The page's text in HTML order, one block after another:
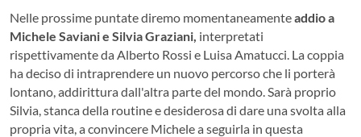
Nelle prossime puntate diremo momentaneamenteaddio a
Michele Saviani e Silvia Graziani, interpretati
rispettivamente da Alberto Rossi e Luisa Amatucci. La coppia
ha deciso di intraprendere un nuovo percorso che li porterà
lontano, addirittura dall'altra parte del mondo. Sarà proprio
Silvia, stanca della routine e desiderosa di dare una svolta alla
propria vita, a convincere Michele a seguirla in questa